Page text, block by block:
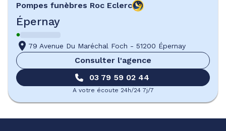
Pompes funèbres Roc Eclerc
Épernay
79 Avenue Du Maréchal Foch - 51200 Épernay
Consulter l'agence
03 79 59 02 44
A votre écoute 24h/24 7j/7